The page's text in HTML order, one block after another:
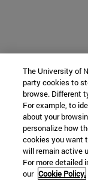
The University of
party cookies to
browse. Different
For example, to
about your
personalize how
cookies you want
will remain active
For more detailed
our Cookie Policy.